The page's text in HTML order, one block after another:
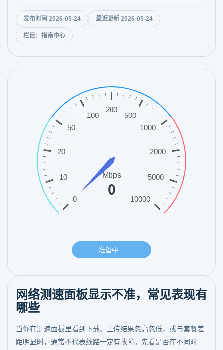
发布时间 2026-05-24 最近更新 2026-05-24
栏目：指南中心
网络测速面板显示不准，常见表现有
哪些
当你在测速面板里看到下载、上传结果忽高忽低，或与套餐差
距明显时，通常不代表线路一定有故障。先看是否在不同时